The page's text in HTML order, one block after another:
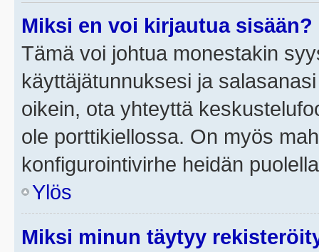
Miksi en voi kirjautua sisään?
Tämä voi johtua monestakin
käyttäjätunnuksesi ja
oikein, ota yhteyttä
ole porttikiellossa. On myös
konfigurointivirhe heidän
Ylös
Miksi minun täytyy